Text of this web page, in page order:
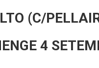
(C/
4